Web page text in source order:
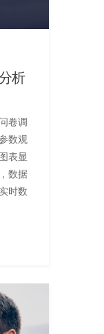
析
卷调
数观
表显
数据
时数